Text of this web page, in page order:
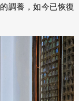
調養，如今已恢復